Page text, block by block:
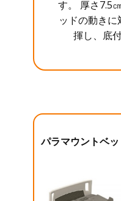
す。 厚さ7.5
ッドの動き
揮し、底
パラマウントベ